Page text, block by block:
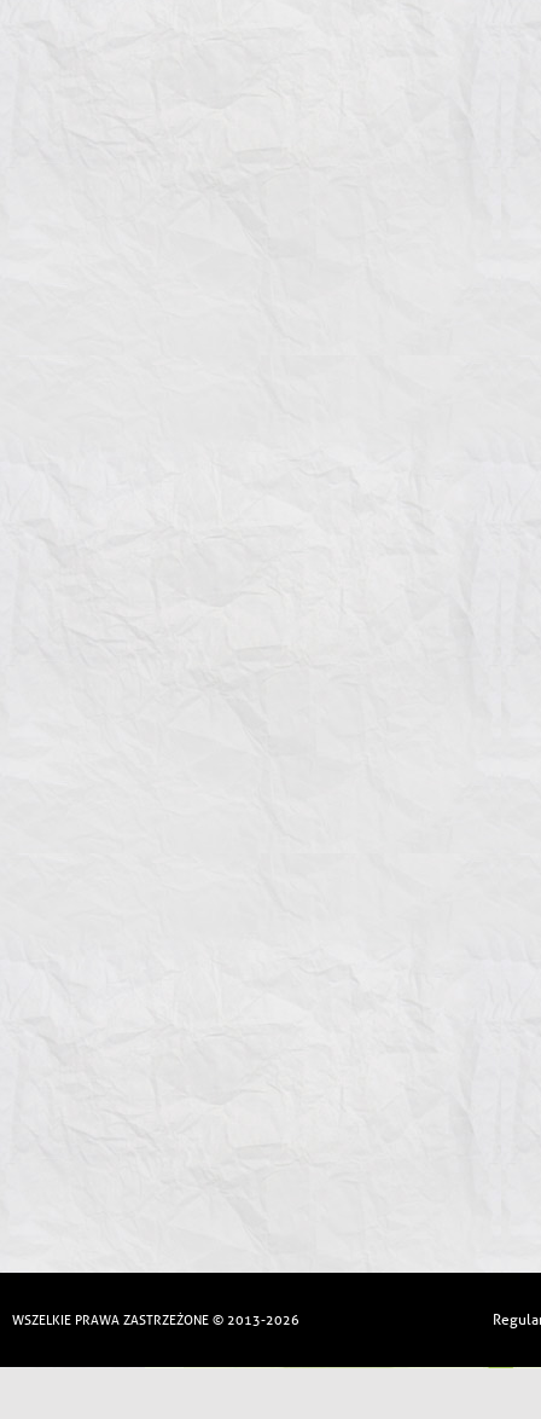
WSZELKIE PRAWA ZASTRZEŻONE © 2013-2026